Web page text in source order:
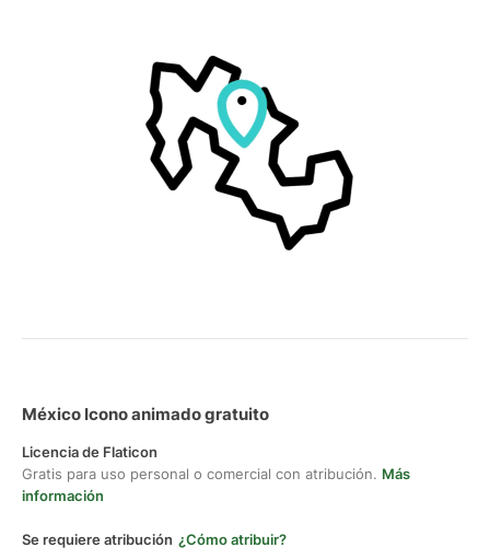
México Icono animado gratuito
Licencia de Flaticon
Gratis para uso personal o comercial con atribución. Más
información
Se requiere atribución ¿Cómo atribuir?